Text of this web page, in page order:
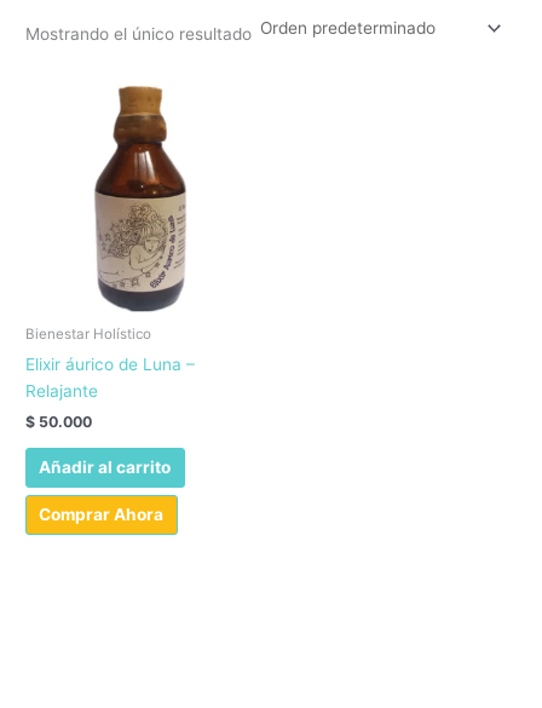
Mostrando el único resultado
Bienestar Holístico
Elixir áurico de Luna –
Relajante
$ 50.000
Añadir al carrito
Comprar Ahora